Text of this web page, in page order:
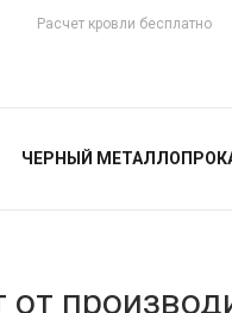
Расчет кровли бесплатно
ЧЕРНЫЙ
от